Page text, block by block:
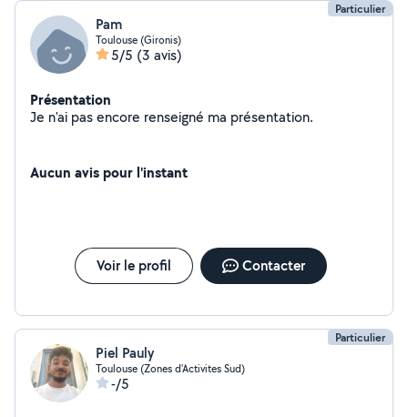
Particulier
Pam
Toulouse (Gironis)
5/5 (3 avis)
Présentation
Je n'ai pas encore renseigné ma présentation.
Aucun avis pour l'instant
Voir le profil Contacter
Particulier
Piel Pauly
Toulouse (Zones d'Activites Sud)
-/5